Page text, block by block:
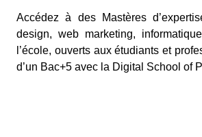
Accédez à des Mastères
design, web marketing,
l’école, ouverts aux étudiants et
d’un Bac+5 avec la Digital School of